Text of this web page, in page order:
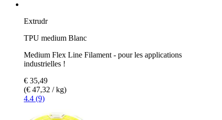
Extrudr
TPU medium Blanc
Medium Flex Line Filament - pour les applications
industrielles !
€ 35,49
(€ 47,32 / kg)
4.4 (9)